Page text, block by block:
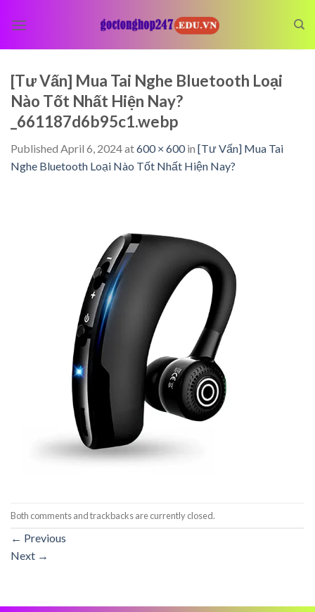
[Tư Vấn] Mua Tai Nghe Bluetooth Loại
Nào Tốt Nhất Hiện Nay?
_661187d6b95c1.webp
Published April 6, 2024at600 × 600in [Tư Vấn] Mua Tai
Nghe Bluetooth Loại Nào Tốt Nhất Hiện Nay?
Both comments and trackbacks are currently closed.
← Previous
Next →